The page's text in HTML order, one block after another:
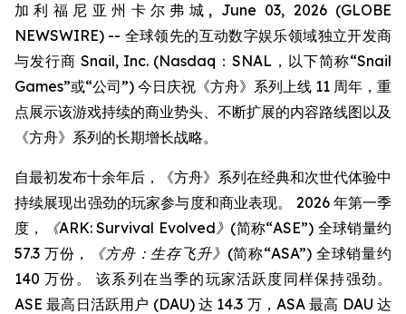
加利福尼亚州卡尔弗城, June 03, 2026 (GLOBE
NEWSWIRE) -- 全球领先的互动数字娱乐领域独立开发商
与发行商 Snail, Inc. (Nasdaq：SNAL，以下简称“Snail
Games”或“公司”) 今日庆祝《方舟》系列上线 11 周年，重
点展示该游戏持续的商业势头、不断扩展的内容路线图以及
《方舟》系列的长期增长战略。
自最初发布十余年后，《方舟》系列在经典和次世代体验中
持续展现出强劲的玩家参与度和商业表现。 2026 年第一季
度，
《ARK: Survival Evolved》 (简称“ASE”) 全球销量约
57.3 万份，
《方舟：生存飞升》 (简称“ASA”) 全球销量约
140 万份。 该系列在当季的玩家活跃度同样保持强劲。
ASE 最高日活跃用户 (DAU) 达 14.3 万，ASA 最高 DAU 达